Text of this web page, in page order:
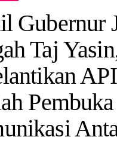
Gubernur
Taj
Pembuka